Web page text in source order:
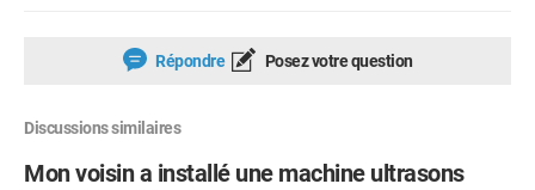
Répondre Posez votre question
Discussions similaires
Mon voisin a installé une machine ultrasons